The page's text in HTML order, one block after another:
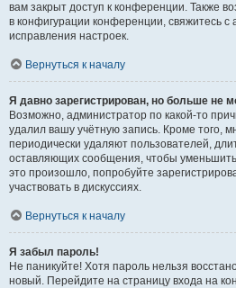
вам закрыт доступ к конференции. Также
в конфигурации конференции, свяжитесь с
исправления настроек.
Вернуться к началу
Я давно зарегистрирован, но больше не
Возможно, администратор по какой-то
удалил вашу учётную запись. Кроме того,
периодически удаляют пользователей,
оставляющих сообщения, чтобы
это произошло, попробуйте
участвовать в дискуссиях.
Вернуться к началу
Я забыл пароль!
Не паникуйте! Хотя пароль нельзя
новый. Перейдите на страницу входа на